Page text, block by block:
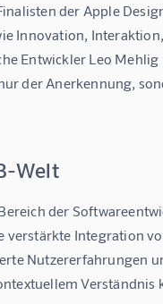
der Apple
Innovation,
Entwickler Leo
der Anerkennung,
Welt
der
verstärkte Integration
Nutzererfahrungen